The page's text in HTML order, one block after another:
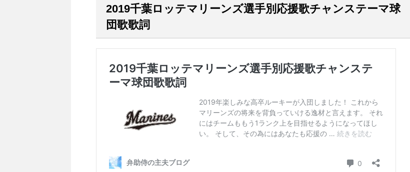
2019千葉ロッテマリーンズ選手別応援歌チャンステーマ球
団歌歌詞